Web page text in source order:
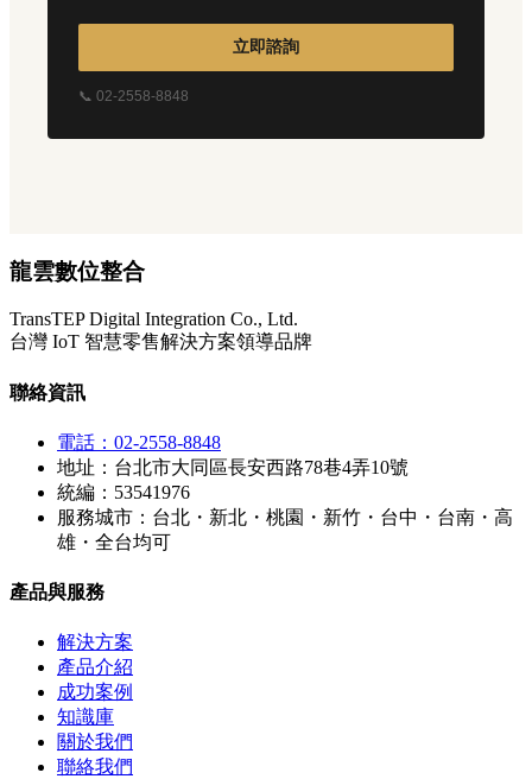
立即諮詢
📞 02-2558-8848
龍雲數位整合
TransTEP Digital Integration Co., Ltd.
台灣 IoT 智慧零售解決方案領導品牌
聯絡資訊
電話：02-2558-8848
地址：台北市大同區長安西路78巷4弄10號
統編：53541976
服務城市：台北・新北・桃園・新竹・台中・台南・高
雄・全台均可
產品與服務
解決方案
產品介紹
成功案例
知識庫
關於我們
聯絡我們